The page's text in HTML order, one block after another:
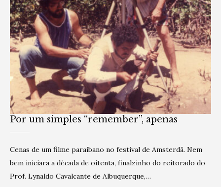
Por um simples “remember”, apenas
Cenas de um filme paraibano no festival de Amsterdã. Nem
bem iniciara a década de oitenta, finalzinho do reitorado do
Prof. Lynaldo Cavalcante de Albuquerque,…